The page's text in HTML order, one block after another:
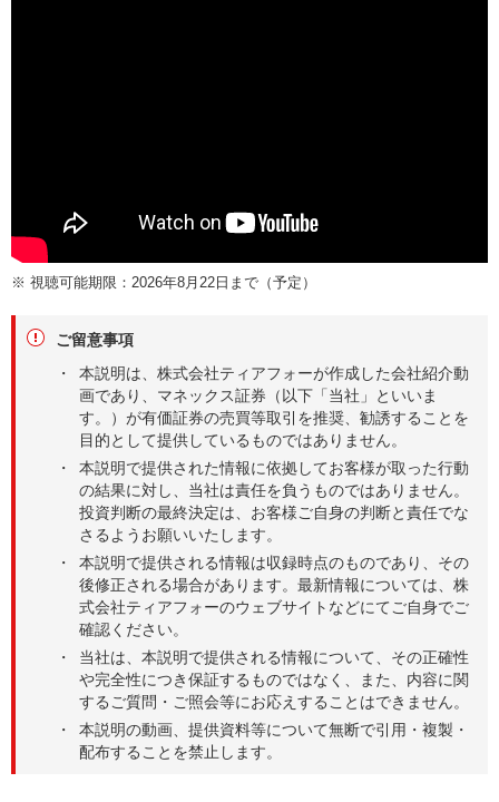
※ 視聴可能期限：2026年8月22日まで（予定）
ご留意事項
本説明は、株式会社ティアフォーが作成した会社紹介動
画であり、マネックス証券（以下「当社」といいま
す。）が有価証券の売買等取引を推奨、勧誘することを
目的として提供しているものではありません。
本説明で提供された情報に依拠してお客様が取った行動
の結果に対し、当社は責任を負うものではありません。
投資判断の最終決定は、お客様ご自身の判断と責任でな
さるようお願いいたします。
本説明で提供される情報は収録時点のものであり、その
後修正される場合があります。最新情報については、株
式会社ティアフォーのウェブサイトなどにてご自身でご
確認ください。
当社は、本説明で提供される情報について、その正確性
や完全性につき保証するものではなく、また、内容に関
するご質問・ご照会等にお応えすることはできません。
本説明の動画、提供資料等について無断で引用・複製・
配布することを禁止します。